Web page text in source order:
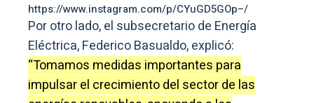
https://www.instagram.com/p/CYuGD5GOp–/
Por otro lado, el subsecretario de Energía
Eléctrica, Federico Basualdo, explicó:
“Tomamos medidas importantes para
impulsar el crecimiento del sector de las